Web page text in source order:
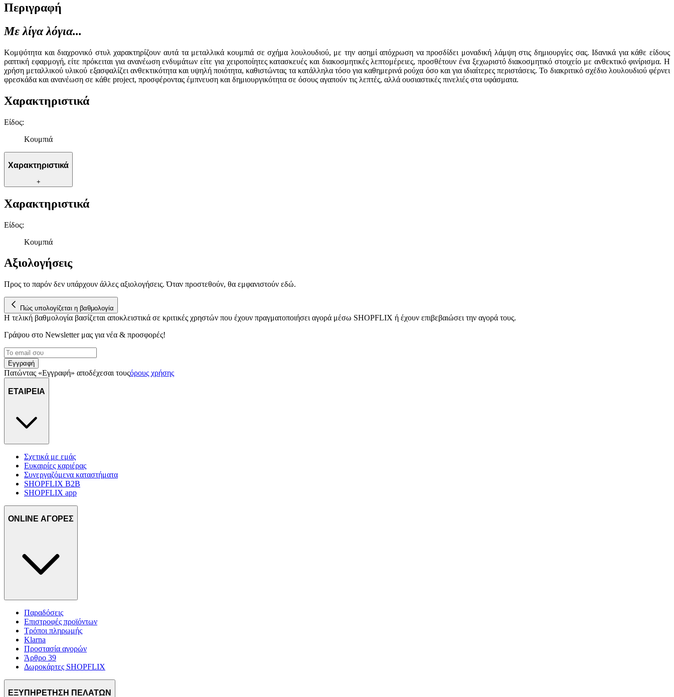
Περιγραφή
Με λίγα λόγια...
Κομψότητα και διαχρονικό στυλ χαρακτηρίζουν αυτά τα μεταλλικά κουμπιά σε σχήμα λουλουδιού, με την ασημί απόχρωση να προσδίδει μοναδική λάμψη στις δημιουργίες σας. Ιδανικά για κάθε είδους
ραπτική εφαρμογή, είτε πρόκειται για ανανέωση ενδυμάτων είτε για χειροποίητες κατασκευές και διακοσμητικές λεπτομέρειες, προσθέτουν ένα ξεχωριστό διακοσμητικό στοιχείο με ανθεκτικό φινίρισμα. Η
χρήση μεταλλικού υλικού εξασφαλίζει ανθεκτικότητα και υψηλή ποιότητα, καθιστώντας τα κατάλληλα τόσο για καθημερινά ρούχα όσο και για ιδιαίτερες περιστάσεις. Το διακριτικό σχέδιο λουλουδιού φέρνει
φρεσκάδα και ανανέωση σε κάθε project, προσφέροντας έμπνευση και δημιουργικότητα σε όσους αγαπούν τις λεπτές, αλλά ουσιαστικές πινελιές στα υφάσματα.
Χαρακτηριστικά
Είδος:
Κουμπιά
Χαρακτηριστικά
+
Χαρακτηριστικά
Είδος:
Κουμπιά
Αξιολογήσεις
Προς το παρόν δεν υπάρχουν άλλες αξιολογήσεις. Όταν προστεθούν, θα εμφανιστούν εδώ.
Πώς υπολογίζεται η βαθμολογία
Η τελική βαθμολογία βασίζεται αποκλειστικά σε κριτικές χρηστών που έχουν πραγματοποιήσει αγορά μέσω SHOPFLIX ή έχουν επιβεβαιώσει την αγορά τους.
Γράψου στο Νewsletter μας για νέα & προσφορές!
Εγγραφή
Πατώντας «Εγγραφή» αποδέχεσαι τουςόρους χρήσης
ΕΤΑΙΡΕΙΑ
Σχετικά με εμάς
Ευκαιρίες καριέρας
Συνεργαζόμενα καταστήματα
SHOPFLIX B2B
SHOPFLIX app
ONLINE ΑΓΟΡΕΣ
Παραδόσεις
Επιστροφές προϊόντων
Τρόποι πληρωμής
Klarna
Προστασία αγορών
Άρθρο 39
Δωροκάρτες SHOPFLIX
ΕΞΥΠΗΡΕΤΗΣΗ ΠΕΛΑΤΩΝ